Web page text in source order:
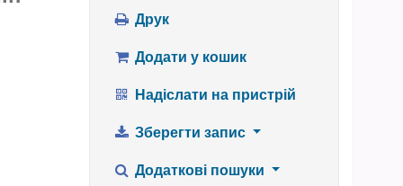
Друк
Додати у кошик
Надіслати на пристрій
Зберегти запис
Додаткові пошуки